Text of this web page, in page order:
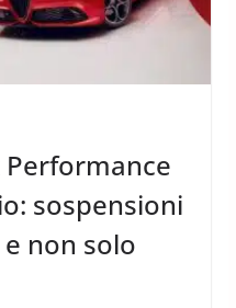
Performance
sospensioni
non solo